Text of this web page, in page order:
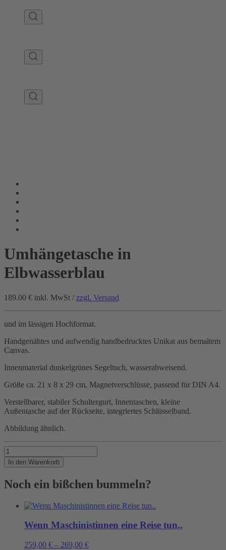
Umhängetasche in
Elbwasserblau
189.00 € inkl. MwSt / zzgl. Versand
und im lässigen Hochformat.
Handgenähtes und aufwendig handbedrucktes Unikat aus bemaltem
Canvas.
Innenmaterial dunkelgrünes Segeltuch, wasserabweisend.
Größe ca. 21 x 8 x 29 cm, Magnetverschlüsse, passend für DIN A4.
Verstellbarer, stabiler Schultergurt, Innentaschen, kleine
Außentasche auf der Rückseite, integriertes Schlüsselband.
Abbildung ähnlich.
Umhängetasche
in
Elbwasserblau
In den Warenkorb
Noch ein bißchen bummeln?
Wenn Maschinistinnen eine Reise tun..
259,00 € – 269,00 €